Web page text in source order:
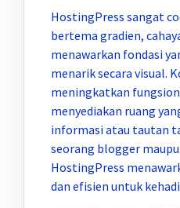
HostingPress sangat
bertema gradien,
menawarkan fondasi
menarik secara visual.
meningkatkan
menyediakan ruang
informasi atau tautan
seorang blogger
HostingPress
dan efisien untuk